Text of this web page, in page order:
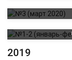
2019